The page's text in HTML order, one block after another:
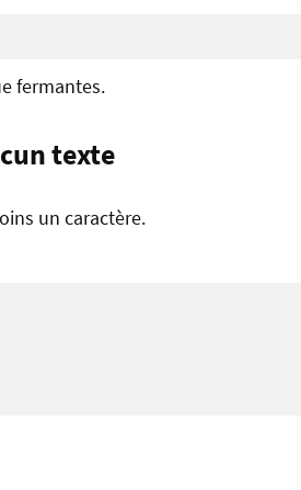
fermantes.
texte
un caractère.